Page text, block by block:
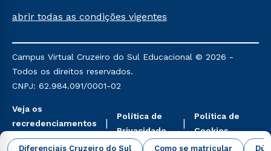
Diferenciais Cruzeiro do Sul Como se matricular
Já para as demais, a taxa de matrícula será de R$
mencionadas são referentes aos cursos: Ensino
Religioso, Geografia para a Docência e Metodologia
do Ensino de História: Questões Atuais.
abrir todas as condições vigentes
Campus Virtual Cruzeiro do Sul Educacional © 2026 -
Todos os direitos reservados.
CNPJ: 62.984.091/0001-02
Veja os
recredenciamentos
aqui
Política de
Privacidade
Política de
Cookies